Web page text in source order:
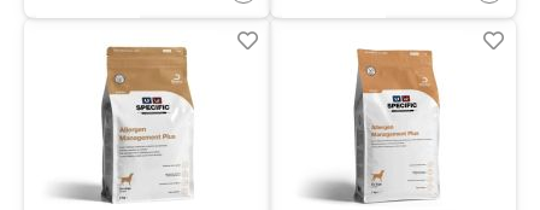
Lista
Uporedi